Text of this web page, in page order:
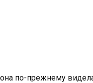
по-прежнему